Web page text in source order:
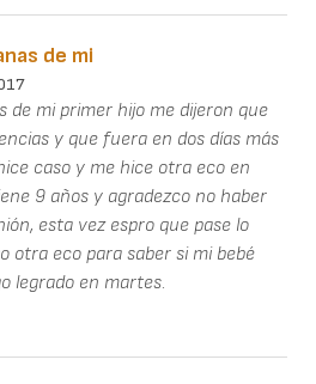
de mi
de mi primer hijo me dijeron que
y que fuera en dos días más
caso y me hice otra eco en
9 años y agradezco no haber
esta vez espro que pase lo
otra eco para saber si mi bebé
legrado en martes.